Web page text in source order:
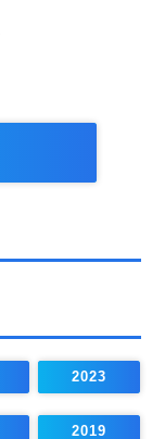
2023
2019